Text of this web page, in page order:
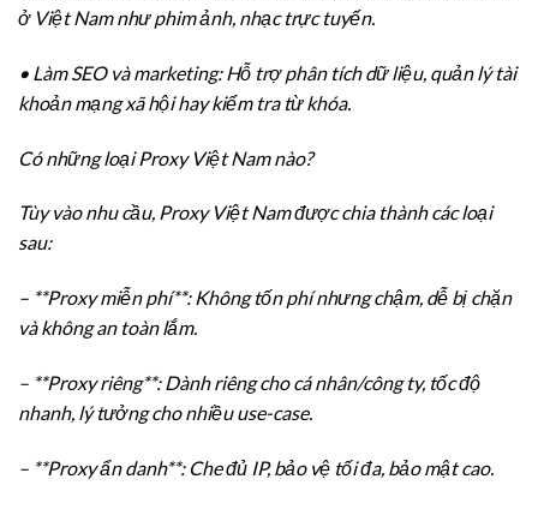
ở Việt Nam như phim ảnh, nhạc trực tuyến.
• Làm SEO và marketing: Hỗ trợ phân tích dữ liệu, quản lý tài
khoản mạng xã hội hay kiểm tra từ khóa.
Có những loại Proxy Việt Nam nào?
Tùy vào nhu cầu, Proxy Việt Nam được chia thành các loại
sau:
– **Proxy miễn phí**: Không tốn phí nhưng chậm, dễ bị chặn
và không an toàn lắm.
– **Proxy riêng**: Dành riêng cho cá nhân/công ty, tốc độ
nhanh, lý tưởng cho nhiều use-case.
– **Proxy ẩn danh**: Che đủ IP, bảo vệ tối đa, bảo mật cao.